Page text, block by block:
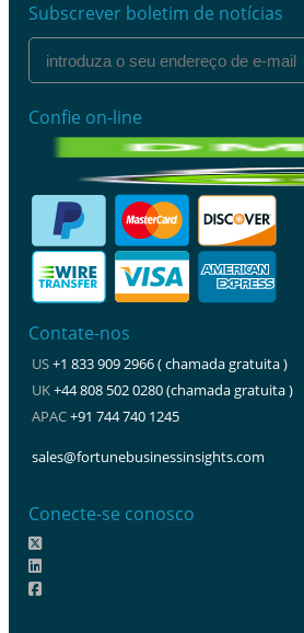
Subscrever boletim de notícias
Confie on-line
Contate-nos
US+1 833 909 2966 ( chamada gratuita )
UK+44 808 502 0280 (chamada gratuita )
APAC+91 744 740 1245
sales@fortunebusinessinsights.com
Conecte-se conosco